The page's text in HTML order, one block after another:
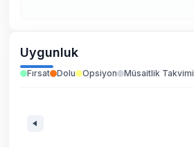
Uygunluk
Fırsat Dolu Opsiyon Müsaitlik Takvimi